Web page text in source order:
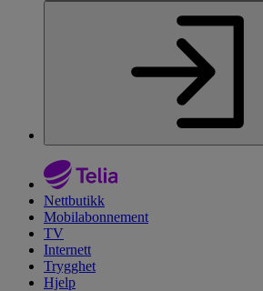
Nettbutikk
Mobilabonnement
TV
Internett
Trygghet
Hjelp